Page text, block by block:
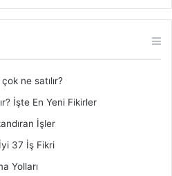
ne satılır?
İşte En Yeni Fikirler
İşler
37 İş Fikri
Yolları